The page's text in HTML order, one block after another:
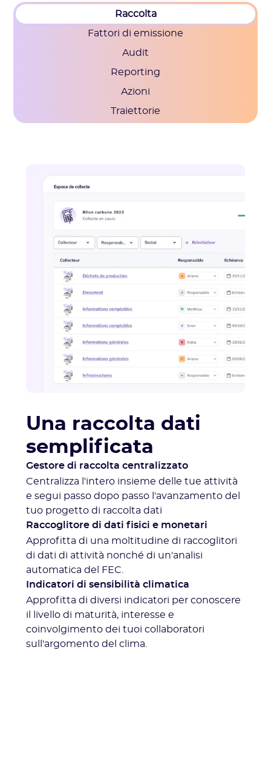
Raccolta
Fattori di emissione
Audit
Reporting
Azioni
Traiettorie
Una raccolta dati
semplificata
Gestore di raccolta centralizzato
Centralizza l'intero insieme delle tue attività
e segui passo dopo passo l'avanzamento del
tuo progetto di raccolta dati
Raccoglitore di dati fisici e monetari
Approfitta di una moltitudine di raccoglitori
di dati di attività nonché di un'analisi
automatica del FEC.
Indicatori di sensibilità climatica
Approfitta di diversi indicatori per conoscere
il livello di maturità, interesse e
coinvolgimento dei tuoi collaboratori
sull'argomento del clima.